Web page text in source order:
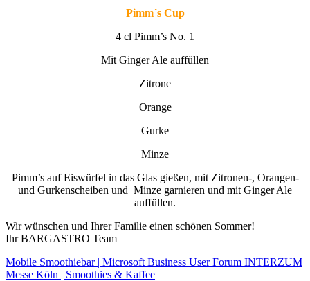
Pimm´s Cup
4 cl Pimm’s No. 1
Mit Ginger Ale auffüllen
Zitrone
Orange
Gurke
Minze
Pimm’s auf Eiswürfel in das Glas gießen, mit Zitronen-, Orangen-
und Gurkenscheiben und Minze garnieren und mit Ginger Ale
auffüllen.
Wir wünschen und Ihrer Familie einen schönen Sommer!
Ihr BARGASTRO Team
Mobile Smoothiebar | Microsoft Business User Forum INTERZUM
Messe Köln | Smoothies & Kaffee